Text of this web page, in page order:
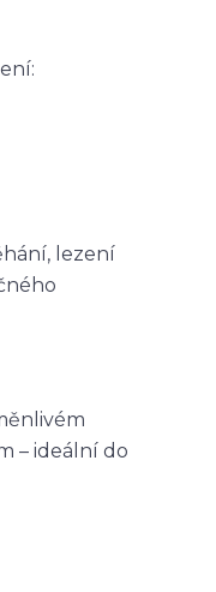
lezení
– ideální do